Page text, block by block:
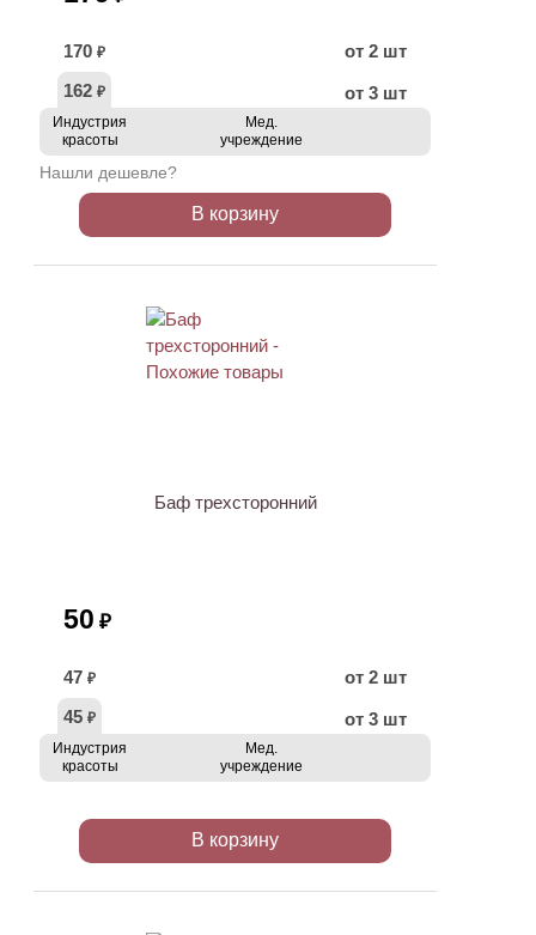
170 ₽
от 2 шт
162 ₽ от 3 шт
Индустрия
красоты
Мед.
учреждение
Нашли дешевле?
В корзину
Баф трехсторонний
50 ₽
47 ₽
от 2 шт
45 ₽ от 3 шт
Индустрия
красоты
Мед.
учреждение
В корзину